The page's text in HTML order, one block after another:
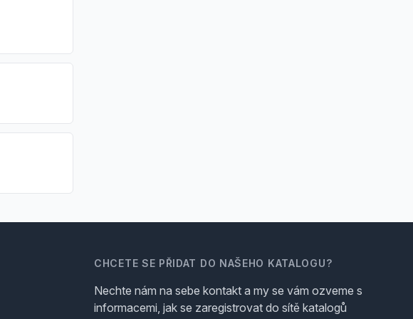
CHCETE SE PŘIDAT DO NAŠEHO KATALOGU?
Nechte nám na sebe kontakt a my se vám ozveme s
informacemi, jak se zaregistrovat do sítě katalogů